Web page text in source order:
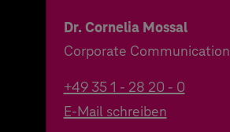
Dr. Cornelia Mossal
Corporate Communication
+49 35 1 - 28 20 - 0
E-Mail schreiben